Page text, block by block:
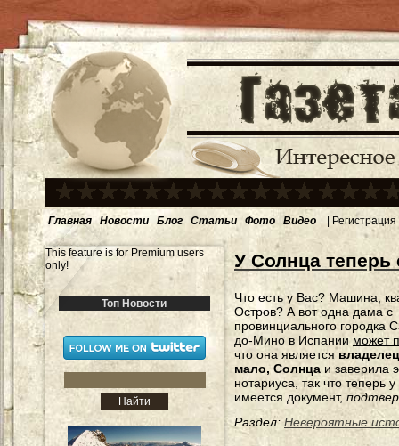
Главная Новости Блог Статьи Фото Видео | Регистрация
This feature is for Premium users
only!
Топ Новости
У Солнца теперь
Что есть у Вас? Машина,
Остров? А вот одна дама с
провинциального городка
до-Мино в Испании может
что она является
мало, Солнца и заверила
нотариуса, так что теперь
имеется документ,
Раздел: Невероятные